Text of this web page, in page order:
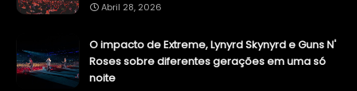
Abril 28, 2026
O impacto de Extreme, Lynyrd Skynyrd e Guns N'
Roses sobre diferentes gerações em uma só
noite